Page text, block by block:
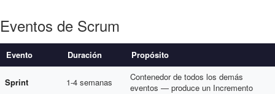
Eventos de Scrum
Evento Duración Propósito
Sprint 1-4 semanas
Contenedor de todos los demás
eventos — produce un Incremento